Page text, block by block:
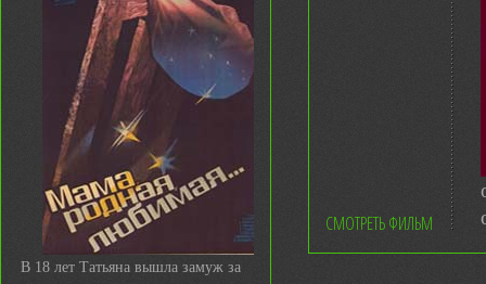
В 18 лет Татьяна вышла замуж за
СМОТРЕТЬ ФИЛЬМ